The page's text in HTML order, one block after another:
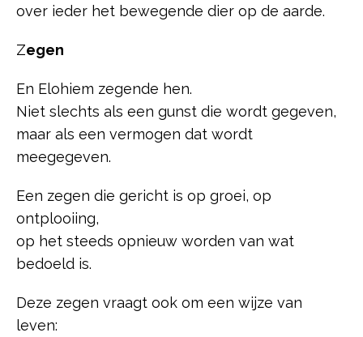
over ieder het bewegende dier op de aarde.
Zegen
En Elohiem zegende hen.
Niet slechts als een gunst die wordt gegeven,
maar als een vermogen dat wordt
meegegeven.
Een zegen die gericht is op groei, op
ontplooiing,
op het steeds opnieuw worden van wat
bedoeld is.
Deze zegen vraagt ook om een wijze van
leven: